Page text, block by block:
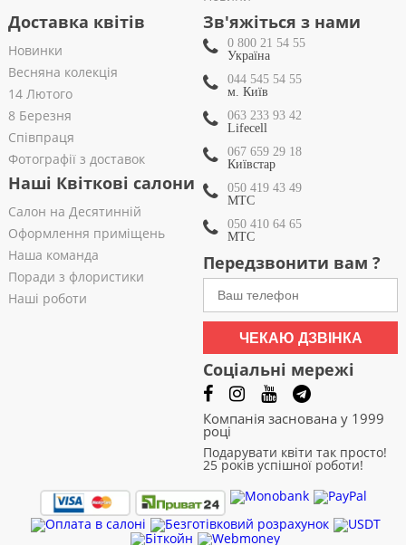
Доставка квітів
Новинки
Весняна колекція
14 Лютого
8 Березня
Співпраця
Фотографії з доставок
Наші Квіткові салони
Салон на Десятинній
Оформлення приміщень
Наша команда
Поради з флористики
Наші роботи
Зв'яжіться з нами
0 800 21 54 55
Україна
044 545 54 55
м. Київ
063 233 93 42
Lifecell
067 659 29 18
Київстар
050 419 43 49
МТС
050 410 64 65
МТС
Передзвонити вам ?
ЧЕКАЮ ДЗВІНКА
Соціальні мережі
Компанія заснована у 1999
році
Подарувати квіти так просто!
25 років успішної роботи!